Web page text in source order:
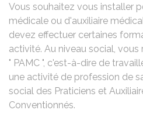
Vous souhaitez vous installer
médicale ou d'auxiliaire
devez effectuer certaines
activité. Au niveau social,
" PAMC ", c'est-à-dire de
une activité de profession de
social des Praticiens et
Conventionnés.